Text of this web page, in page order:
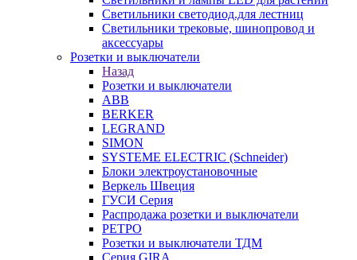
Светильники светодиод.для лестниц
Светильники трековые, шинопровод и
аксессуары
Розетки и выключатели
Назад
Розетки и выключатели
ABB
BERKER
LEGRAND
SIMON
SYSTEME ELECTRIC (Schneider)
Блоки электроустановочные
Веркель Швеция
ГУСИ Серия
Распродажа розетки и выключатели
РЕТРО
Розетки и выключатели ТДМ